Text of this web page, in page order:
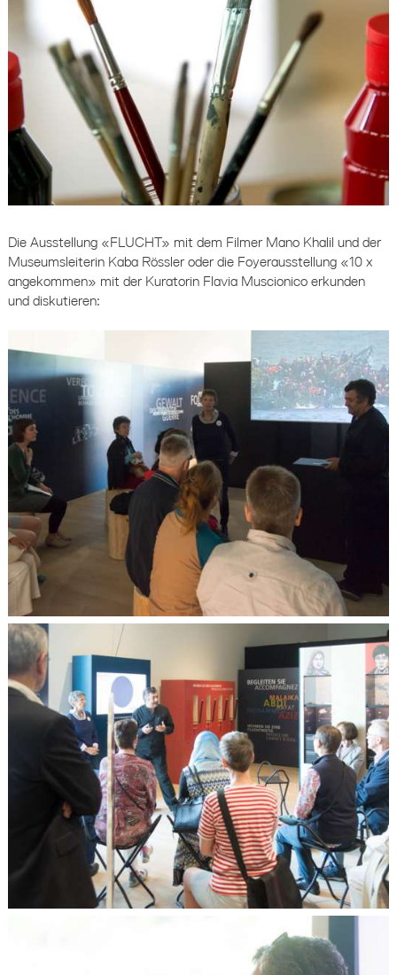
Die Ausstellung «FLUCHT» mit dem Filmer Mano Khalil und der
Museumsleiterin Kaba Rössler oder die Foyerausstellung «10 x
angekommen» mit der Kuratorin Flavia Muscionico erkunden
und diskutieren: